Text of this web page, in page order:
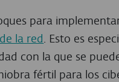
para
la red. Esto es
con la que se
fértil para los